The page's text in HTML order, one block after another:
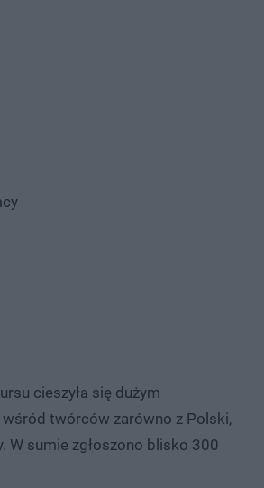
cieszyła się dużym
twórców zarówno z Polski,
W sumie zgłoszono blisko 300